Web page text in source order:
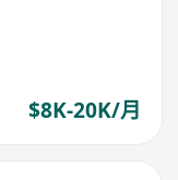
$8K-20K/月